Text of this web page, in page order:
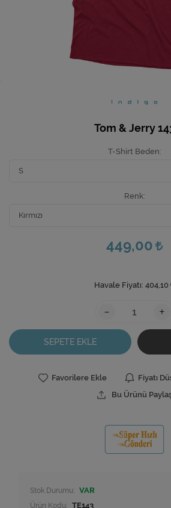
Mutfak
Tom & Jerry
T-Shirt Beden
Renk
449,00
Havale Fiyatı: 404,10
- +
SEPETE EKLE
Favorilere Ekle
Fiyatı
Bu Ürünü
Stok Durumu: VAR
Ürün Kodu: TE143